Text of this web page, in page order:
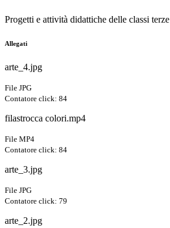
Progetti e attività didattiche delle classi terze
Allegati
arte_4.jpg
File JPG
Contatore click: 84
filastrocca colori.mp4
File MP4
Contatore click: 84
arte_3.jpg
File JPG
Contatore click: 79
arte_2.jpg